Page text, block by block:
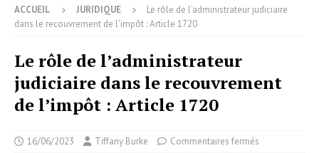
ACCUEIL JURIDIQUE
Le rôle de l’administrateur judiciaire
dans le recouvrement de l’impôt : Article 1720
Le rôle de l’administrateur
judiciaire dans le recouvrement
de l’impôt : Article 1720
16/06/2023 Tiffany Burke Commentaires fermés